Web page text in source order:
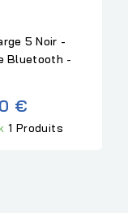
5 Noir -
Bluetooth -
€
1 Produits